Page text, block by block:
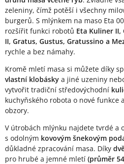
zeleniny, čímž potěší i všechny
burgerů. S mlýnkem na maso Eta
rozšířit funkci robotů Eta Kuliner II,
II, Gratus, Gustus, Gratussino a
rychle a bez námahy.
Kromě mletí masa si můžete díky
vlastní klobásky a jiné uzeniny
vytvořit tradiční středovýchodní
kuchyňského robota o nové funkce
obzory.
V útrobách mlýnku najdete tvrdé a
s odolným kovovým šnekovým
důkladné zpracování masa. Díky
pro hrubé a jemné mletí (průměr